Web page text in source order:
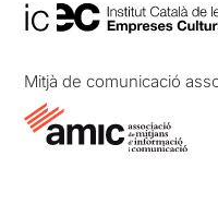
Mitjà de comunicació